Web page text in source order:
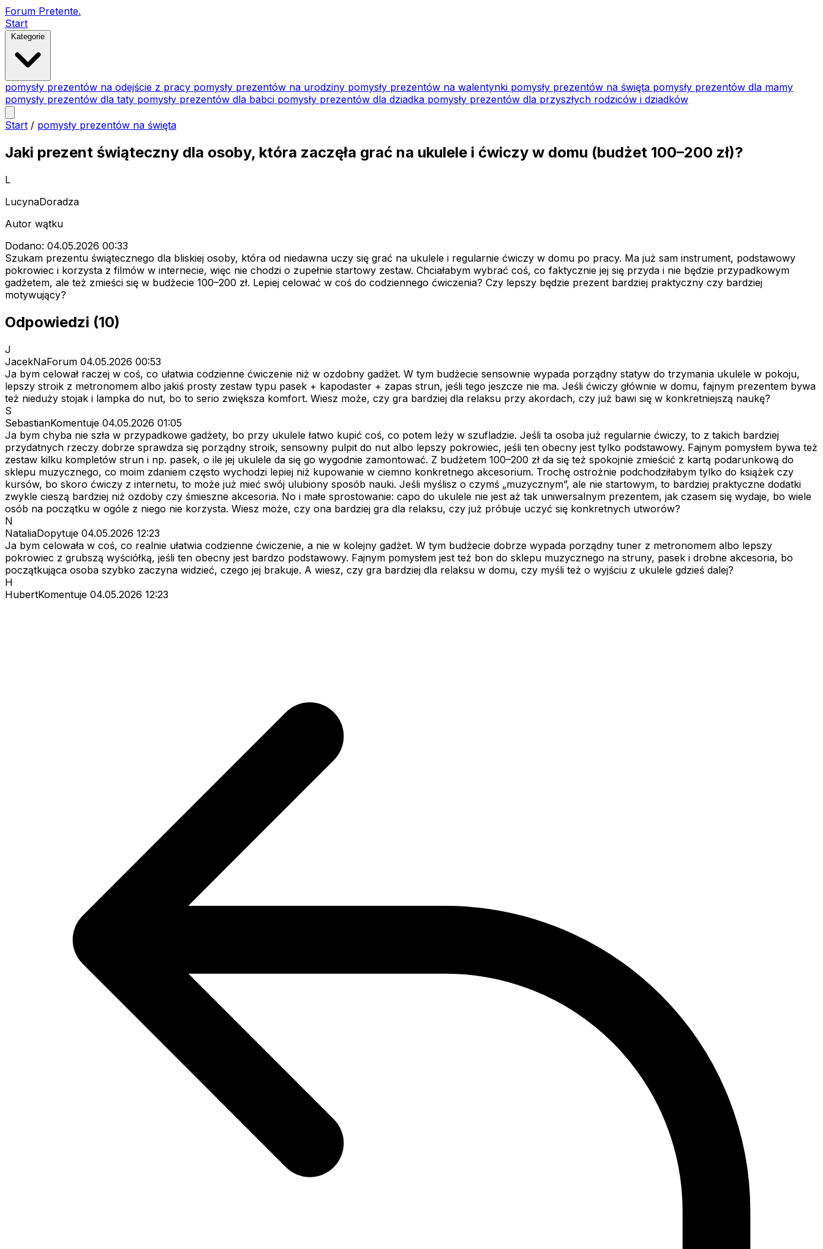
Forum Pretente.
Start
Kategorie
pomysły prezentów na odejście z pracy pomysły prezentów na urodziny pomysły prezentów na walentynki pomysły prezentów na święta pomysły prezentów dla mamy
pomysły prezentów dla taty pomysły prezentów dla babci pomysły prezentów dla dziadka pomysły prezentów dla przyszłych rodziców i dziadków
Start / pomysły prezentów na święta
Jaki prezent świąteczny dla osoby, która zaczęła grać na ukulele i ćwiczy w domu (budżet 100–200 zł)?
L
LucynaDoradza
Autor wątku
Dodano: 04.05.2026 00:33
Szukam prezentu świątecznego dla bliskiej osoby, która od niedawna uczy się grać na ukulele i regularnie ćwiczy w domu po pracy. Ma już sam instrument, podstawowy
pokrowiec i korzysta z filmów w internecie, więc nie chodzi o zupełnie startowy zestaw. Chciałabym wybrać coś, co faktycznie jej się przyda i nie będzie przypadkowym
gadżetem, ale też zmieści się w budżecie 100–200 zł. Lepiej celować w coś do codziennego ćwiczenia? Czy lepszy będzie prezent bardziej praktyczny czy bardziej
motywujący?
Odpowiedzi (10)
J
JacekNaForum 04.05.2026 00:53
Ja bym celował raczej w coś, co ułatwia codzienne ćwiczenie niż w ozdobny gadżet. W tym budżecie sensownie wypada porządny statyw do trzymania ukulele w pokoju,
lepszy stroik z metronomem albo jakiś prosty zestaw typu pasek + kapodaster + zapas strun, jeśli tego jeszcze nie ma. Jeśli ćwiczy głównie w domu, fajnym prezentem bywa
też nieduży stojak i lampka do nut, bo to serio zwiększa komfort. Wiesz może, czy gra bardziej dla relaksu przy akordach, czy już bawi się w konkretniejszą naukę?
S
SebastianKomentuje 04.05.2026 01:05
Ja bym chyba nie szła w przypadkowe gadżety, bo przy ukulele łatwo kupić coś, co potem leży w szufladzie. Jeśli ta osoba już regularnie ćwiczy, to z takich bardziej
przydatnych rzeczy dobrze sprawdza się porządny stroik, sensowny pulpit do nut albo lepszy pokrowiec, jeśli ten obecny jest tylko podstawowy. Fajnym pomysłem bywa też
zestaw kilku kompletów strun i np. pasek, o ile jej ukulele da się go wygodnie zamontować. Z budżetem 100–200 zł da się też spokojnie zmieścić z kartą podarunkową do
sklepu muzycznego, co moim zdaniem często wychodzi lepiej niż kupowanie w ciemno konkretnego akcesorium. Trochę ostrożnie podchodziłabym tylko do książek czy
kursów, bo skoro ćwiczy z internetu, to może już mieć swój ulubiony sposób nauki. Jeśli myślisz o czymś „muzycznym”, ale nie startowym, to bardziej praktyczne dodatki
zwykle cieszą bardziej niż ozdoby czy śmieszne akcesoria. No i małe sprostowanie: capo do ukulele nie jest aż tak uniwersalnym prezentem, jak czasem się wydaje, bo wiele
osób na początku w ogóle z niego nie korzysta. Wiesz może, czy ona bardziej gra dla relaksu, czy już próbuje uczyć się konkretnych utworów?
N
NataliaDopytuje 04.05.2026 12:23
Ja bym celowała w coś, co realnie ułatwia codzienne ćwiczenie, a nie w kolejny gadżet. W tym budżecie dobrze wypada porządny tuner z metronomem albo lepszy
pokrowiec z grubszą wyściółką, jeśli ten obecny jest bardzo podstawowy. Fajnym pomysłem jest też bon do sklepu muzycznego na struny, pasek i drobne akcesoria, bo
początkująca osoba szybko zaczyna widzieć, czego jej brakuje. A wiesz, czy gra bardziej dla relaksu w domu, czy myśli też o wyjściu z ukulele gdzieś dalej?
H
HubertKomentuje 04.05.2026 12:23